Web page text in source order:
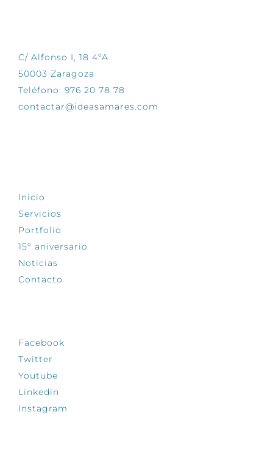
C/ Alfonso I, 18 4ºA
50003 Zaragoza
Teléfono: 976 20 78 78
contactar@ideasamares.com
Inicio
Servicios
Portfolio
15º aniversario
Noticias
Contacto
Facebook
Twitter
Youtube
Linkedin
Instagram